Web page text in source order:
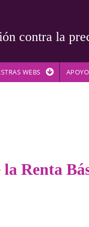
contra la
WEBS APOYO
Renta